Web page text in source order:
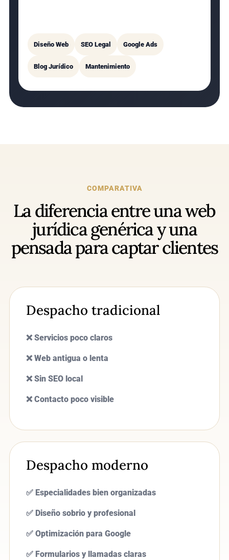
Diseño Web SEO Legal Google Ads
Blog Jurídico Mantenimiento
COMPARATIVA
La diferencia entre una web
jurídica genérica y una
pensada para captar clientes
Despacho tradicional
❌ Servicios poco claros
❌ Web antigua o lenta
❌ Sin SEO local
❌ Contacto poco visible
Despacho moderno
✅ Especialidades bien organizadas
✅ Diseño sobrio y profesional
✅ Optimización para Google
✅ Formularios y llamadas claras